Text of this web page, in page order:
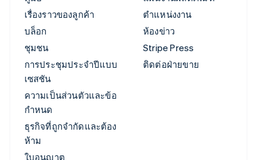
เรื่องราวของลูกค้า
บล็อก
ชุมชน
การประชุมประจำปีแบบ
เซสชัน
ความเป็นส่วนตัวและข้อ
กำหนด
ธุรกิจที่ถูกจำกัดและต้อง
ห้าม
ใบอนุญาต
ตำแหน่งงาน
ห้องข่าว
Stripe Press
ติดต่อฝ่ายขาย